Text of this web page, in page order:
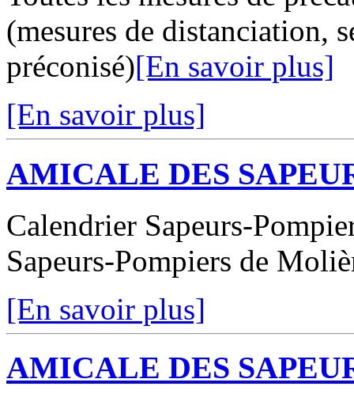
(mesures de distanciation,
préconisé)[En savoir plus]
[En savoir plus]
AMICALE DES
Calendrier Sapeurs-
Sapeurs-Pompiers de
[En savoir plus]
AMICALE DES